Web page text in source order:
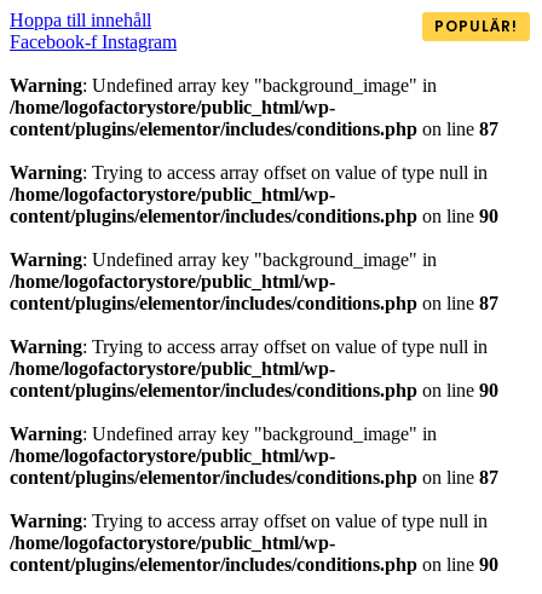
Hoppa till innehåll
Facebook-f Instagram
Warning: Undefined array key "background_image" in
/home/logofactorystore/public_html/wp-
content/plugins/elementor/includes/conditions.php on line 87
Warning: Trying to access array offset on value of type null in
/home/logofactorystore/public_html/wp-
content/plugins/elementor/includes/conditions.php on line 90
Warning: Undefined array key "background_image" in
/home/logofactorystore/public_html/wp-
content/plugins/elementor/includes/conditions.php on line 87
Warning: Trying to access array offset on value of type null in
/home/logofactorystore/public_html/wp-
content/plugins/elementor/includes/conditions.php on line 90
Warning: Undefined array key "background_image" in
/home/logofactorystore/public_html/wp-
content/plugins/elementor/includes/conditions.php on line 87
Warning: Trying to access array offset on value of type null in
/home/logofactorystore/public_html/wp-
content/plugins/elementor/includes/conditions.php on line 90
POPULÄR!